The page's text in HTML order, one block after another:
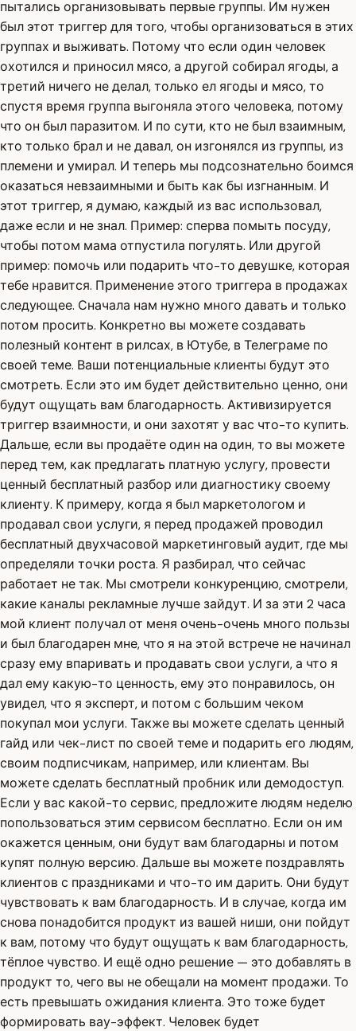
пытались организовывать первые группы. Им нужен
был этот триггер для того, чтобы организоваться в этих
группах и выживать. Потому что если один человек
охотился и приносил мясо, а другой собирал ягоды, а
третий ничего не делал, только ел ягоды и мясо, то
спустя время группа выгоняла этого человека, потому
что он был паразитом. И по сути, кто не был взаимным,
кто только брал и не давал, он изгонялся из группы, из
племени и умирал. И теперь мы подсознательно боимся
оказаться невзаимными и быть как бы изгнанным. И
этот триггер, я думаю, каждый из вас использовал,
даже если и не знал. Пример: сперва помыть посуду,
чтобы потом мама отпустила погулять. Или другой
пример: помочь или подарить что-то девушке, которая
тебе нравится. Применение этого триггера в продажах
следующее. Сначала нам нужно много давать и только
потом просить. Конкретно вы можете создавать
полезный контент в рилсах, в Ютубе, в Телеграме по
своей теме. Ваши потенциальные клиенты будут это
смотреть. Если это им будет действительно ценно, они
будут ощущать вам благодарность. Активизируется
триггер взаимности, и они захотят у вас что-то купить.
Дальше, если вы продаёте один на один, то вы можете
перед тем, как предлагать платную услугу, провести
ценный бесплатный разбор или диагностику своему
клиенту. К примеру, когда я был маркетологом и
продавал свои услуги, я перед продажей проводил
бесплатный двухчасовой маркетинговый аудит, где мы
определяли точки роста. Я разбирал, что сейчас
работает не так. Мы смотрели конкуренцию, смотрели,
какие каналы рекламные лучше зайдут. И за эти 2 часа
мой клиент получал от меня очень-очень много пользы
и был благодарен мне, что я на этой встрече не начинал
сразу ему впаривать и продавать свои услуги, а что я
дал ему какую-то ценность, ему это понравилось, он
увидел, что я эксперт, и потом с большим чеком
покупал мои услуги. Также вы можете сделать ценный
гайд или чек-лист по своей теме и подарить его людям,
своим подписчикам, например, или клиентам. Вы
можете сделать бесплатный пробник или демодоступ.
Если у вас какой-то сервис, предложите людям неделю
попользоваться этим сервисом бесплатно. Если он им
окажется ценным, они будут вам благодарны и потом
купят полную версию. Дальше вы можете поздравлять
клиентов с праздниками и что-то им дарить. Они будут
чувствовать к вам благодарность. И в случае, когда им
снова понадобится продукт из вашей ниши, они пойдут
к вам, потому что будут ощущать к вам благодарность,
тёплое чувство. И ещё одно решение — это добавлять в
продукт то, чего вы не обещали на момент продажи. То
есть превышать ожидания клиента. Это тоже будет
формировать вау-эффект. Человек будет